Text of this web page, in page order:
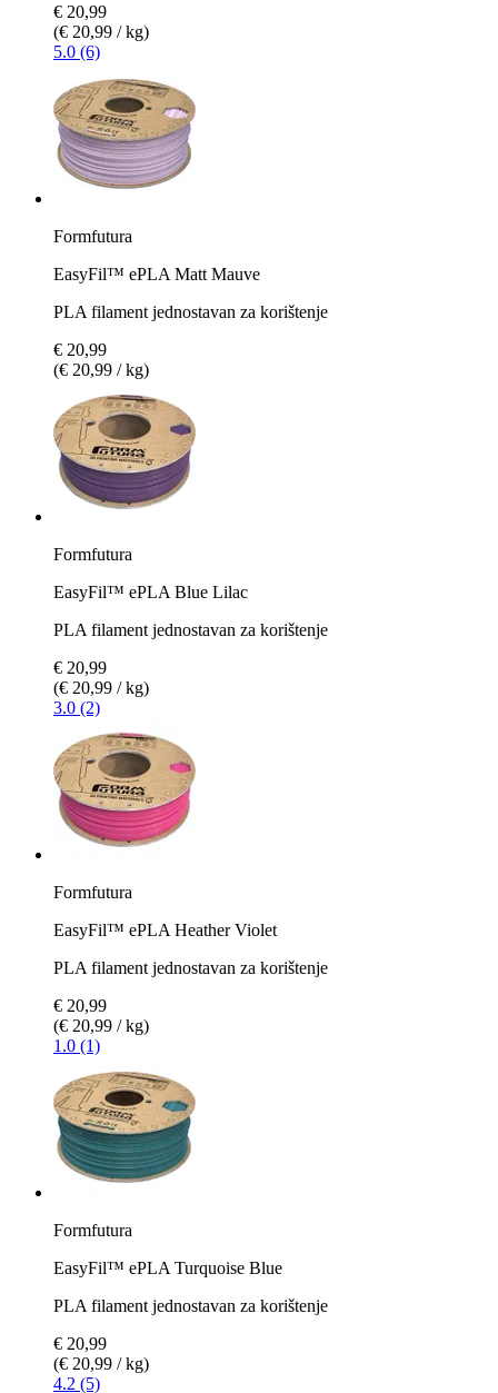
€ 20,99
(€ 20,99 / kg)
5.0 (6)
Formfutura
EasyFil™ ePLA Matt Mauve
PLA filament jednostavan za korištenje
€ 20,99
(€ 20,99 / kg)
Formfutura
EasyFil™ ePLA Blue Lilac
PLA filament jednostavan za korištenje
€ 20,99
(€ 20,99 / kg)
3.0 (2)
Formfutura
EasyFil™ ePLA Heather Violet
PLA filament jednostavan za korištenje
€ 20,99
(€ 20,99 / kg)
1.0 (1)
Formfutura
EasyFil™ ePLA Turquoise Blue
PLA filament jednostavan za korištenje
€ 20,99
(€ 20,99 / kg)
4.2 (5)